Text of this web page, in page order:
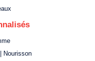
Nourisson